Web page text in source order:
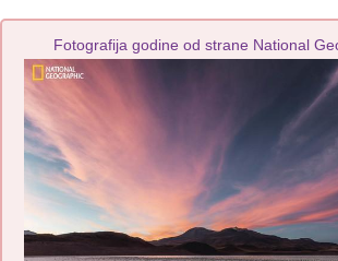
Fotografija godine od strane National